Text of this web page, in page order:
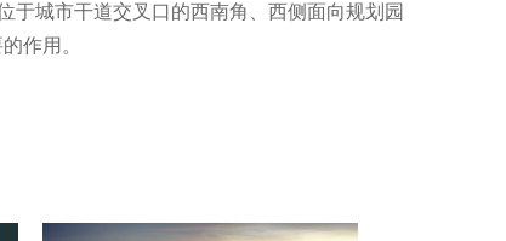
于城市干道交叉口的西南角、西侧面向规划园
作用。